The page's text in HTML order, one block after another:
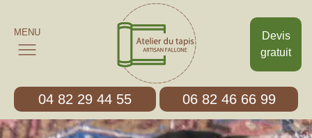
Devis
gratuit
MENU
04 82 29 44 55 06 82 46 66 99